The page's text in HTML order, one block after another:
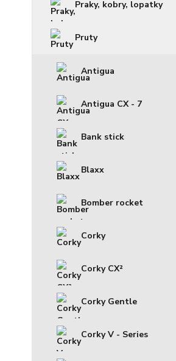
Praky, kobry, lopatky
Pruty
Antigua
Antigua CX - 7
Bank stick
Blaxx
Bomber rocket
Corky
Corky CX²
Corky Gentle
Corky V - Series